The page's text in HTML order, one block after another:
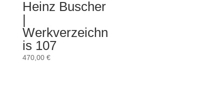
Heinz Buscher
|
Werkverzeichn
is 107
470,00 €